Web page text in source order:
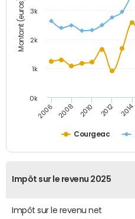
Montant (euros)
Courgeac
2006 2008 2010 2012 2014
0k
1k
2k
3k
Impôt sur le revenu 2025
Impôt sur le revenu net